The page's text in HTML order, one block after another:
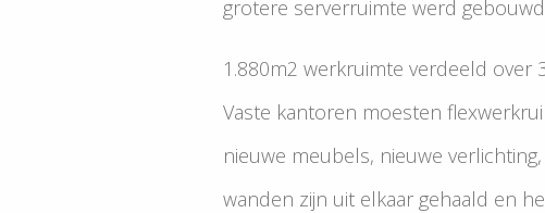
grotere serverruimte werd
1.880m2 werkruimte verdeeld over
Vaste kantoren moesten
nieuwe meubels, nieuwe
wanden zijn uit elkaar gehaald en